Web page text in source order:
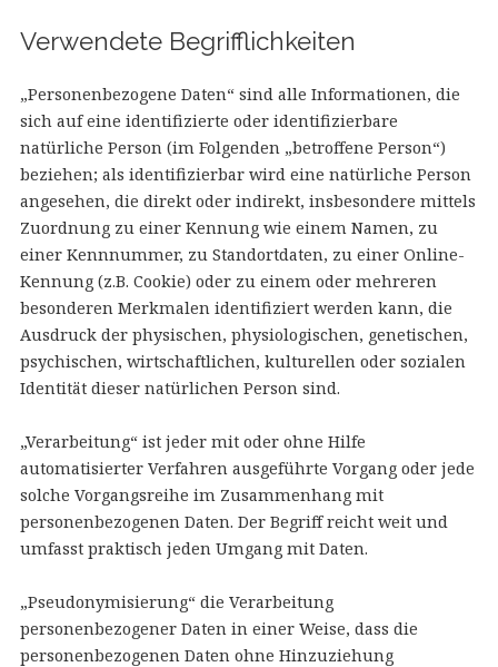
Verwendete Begrifflichkeiten
„Personenbezogene Daten“ sind alle Informationen, die
sich auf eine identifizierte oder identifizierbare
natürliche Person (im Folgenden „betroffene Person“)
beziehen; als identifizierbar wird eine natürliche Person
angesehen, die direkt oder indirekt, insbesondere mittels
Zuordnung zu einer Kennung wie einem Namen, zu
einer Kennnummer, zu Standortdaten, zu einer Online-
Kennung (z.B. Cookie) oder zu einem oder mehreren
besonderen Merkmalen identifiziert werden kann, die
Ausdruck der physischen, physiologischen, genetischen,
psychischen, wirtschaftlichen, kulturellen oder sozialen
Identität dieser natürlichen Person sind.
„Verarbeitung“ ist jeder mit oder ohne Hilfe
automatisierter Verfahren ausgeführte Vorgang oder jede
solche Vorgangsreihe im Zusammenhang mit
personenbezogenen Daten. Der Begriff reicht weit und
umfasst praktisch jeden Umgang mit Daten.
„Pseudonymisierung“ die Verarbeitung
personenbezogener Daten in einer Weise, dass die
personenbezogenen Daten ohne Hinzuziehung